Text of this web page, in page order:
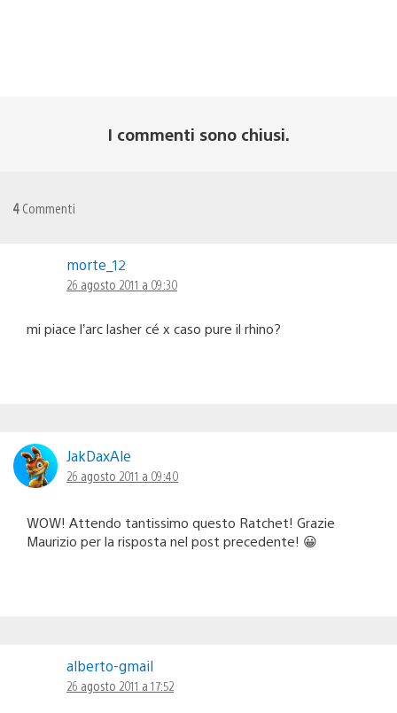
I commenti sono chiusi.
4 Commenti
morte_12
26 agosto 2011 a 09:30
mi piace l’arc lasher cé x caso pure il rhino?
JakDaxAle
26 agosto 2011 a 09:40
WOW! Attendo tantissimo questo Ratchet! Grazie
Maurizio per la risposta nel post precedente! 😀
alberto-gmail
26 agosto 2011 a 17:52